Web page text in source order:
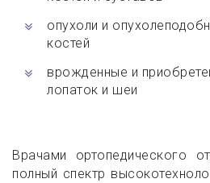
опухоли и
костей
врожденные и
лопаток и шеи
Врачами ортопедического
полный спектр